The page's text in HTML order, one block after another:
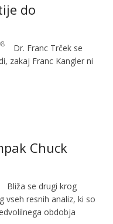
do
Dr. Franc Trček se
zakaj Franc Kangler ni
Chuck
Bliža se drugi krog
vseh resnih analiz, ki so
obdobja